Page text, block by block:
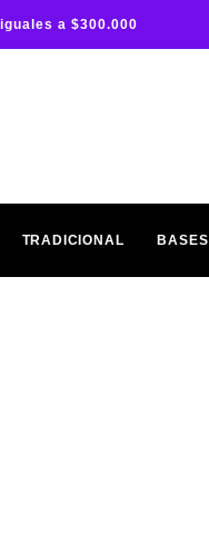
a $300.000
TRADICIONAL BASES